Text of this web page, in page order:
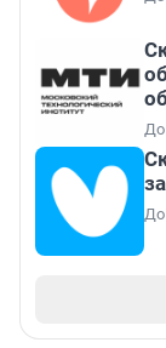
До
До